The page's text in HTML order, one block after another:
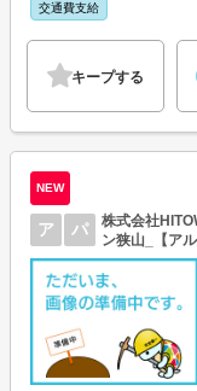
交通費支給
キープする
NEW
ア パ
株式会社
ン狭山_【ア